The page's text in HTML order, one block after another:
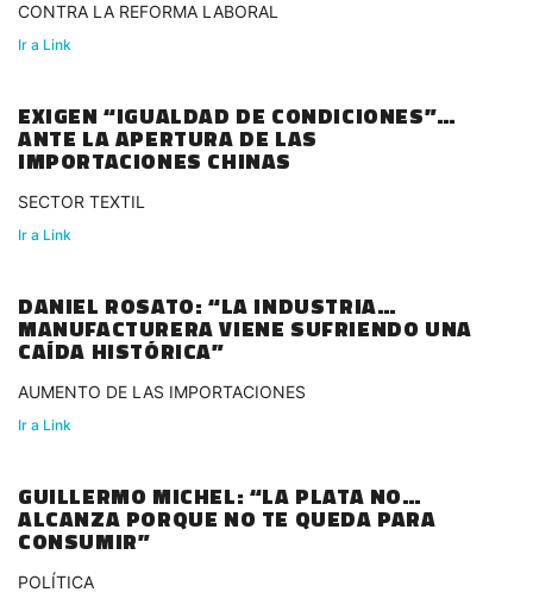
CONTRA LA REFORMA LABORAL
Ir a Link
EXIGEN “IGUALDAD DE CONDICIONES”
ANTE LA APERTURA DE LAS
IMPORTACIONES CHINAS
SECTOR TEXTIL
Ir a Link
DANIEL ROSATO: “LA INDUSTRIA
MANUFACTURERA VIENE SUFRIENDO UNA
CAÍDA HISTÓRICA”
AUMENTO DE LAS IMPORTACIONES
Ir a Link
GUILLERMO MICHEL: “LA PLATA NO
ALCANZA PORQUE NO TE QUEDA PARA
CONSUMIR”
POLÍTICA